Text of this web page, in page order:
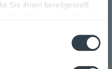
Sie ihnen bereitgestellt